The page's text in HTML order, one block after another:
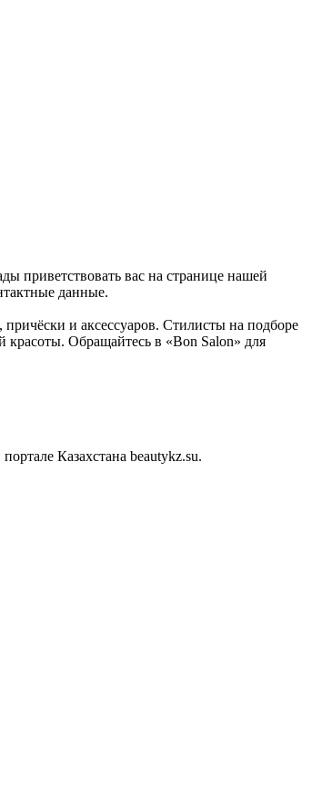
приветствовать вас на странице нашей
данные.
и аксессуаров. Стилисты на подборе
красоты. Обращайтесь в «Bon Salon» для
Казахстана beautykz.su.